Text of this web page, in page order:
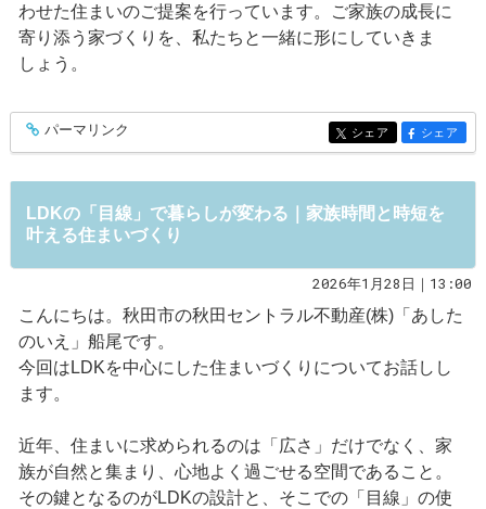
わせた住まいのご提案を行っています。ご家族の成長に
寄り添う家づくりを、私たちと一緒に形にしていきま
しょう。
entry571
パーマリンク entry571
シェア entry571
シェア
LDKの「目線」で暮らしが変わる｜家族時間と時短を
叶える住まいづくり
2026年1月28日｜13:00
こんにちは。秋田市の秋田セントラル不動産(株)「あした
のいえ」船尾です。
今回はLDKを中心にした住まいづくりについてお話しし
ます。
近年、住まいに求められるのは「広さ」だけでなく、家
族が自然と集まり、心地よく過ごせる空間であること。
その鍵となるのがLDKの設計と、そこでの「目線」の使